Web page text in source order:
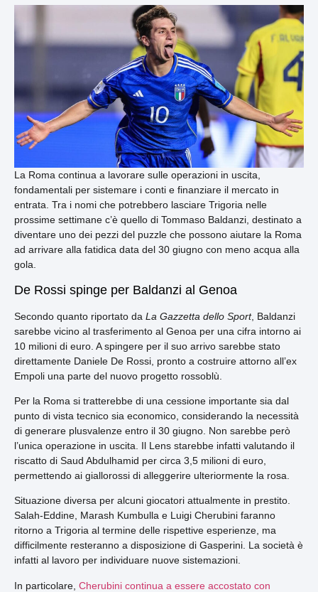
La Roma continua a lavorare sulle operazioni in uscita,
fondamentali per sistemare i conti e finanziare il mercato in
entrata. Tra i nomi che potrebbero lasciare Trigoria nelle
prossime settimane c’è quello di Tommaso Baldanzi, destinato a
diventare uno dei pezzi del puzzle che possono aiutare la Roma
ad arrivare alla fatidica data del 30 giugno con meno acqua alla
gola.
De Rossi spinge per Baldanzi al Genoa
Secondo quanto riportato da La Gazzetta dello Sport, Baldanzi
sarebbe vicino al trasferimento al Genoa per una cifra intorno ai
10 milioni di euro. A spingere per il suo arrivo sarebbe stato
direttamente Daniele De Rossi, pronto a costruire attorno all’ex
Empoli una parte del nuovo progetto rossoblù.
Per la Roma si tratterebbe di una cessione importante sia dal
punto di vista tecnico sia economico, considerando la necessità
di generare plusvalenze entro il 30 giugno. Non sarebbe però
l’unica operazione in uscita. Il Lens starebbe infatti valutando il
riscatto di Saud Abdulhamid per circa 3,5 milioni di euro,
permettendo ai giallorossi di alleggerire ulteriormente la rosa.
Situazione diversa per alcuni giocatori attualmente in prestito.
Salah-Eddine, Marash Kumbulla e Luigi Cherubini faranno
ritorno a Trigoria al termine delle rispettive esperienze, ma
difficilmente resteranno a disposizione di Gasperini. La società è
infatti al lavoro per individuare nuove sistemazioni.
In particolare, Cherubini continua a essere accostato con